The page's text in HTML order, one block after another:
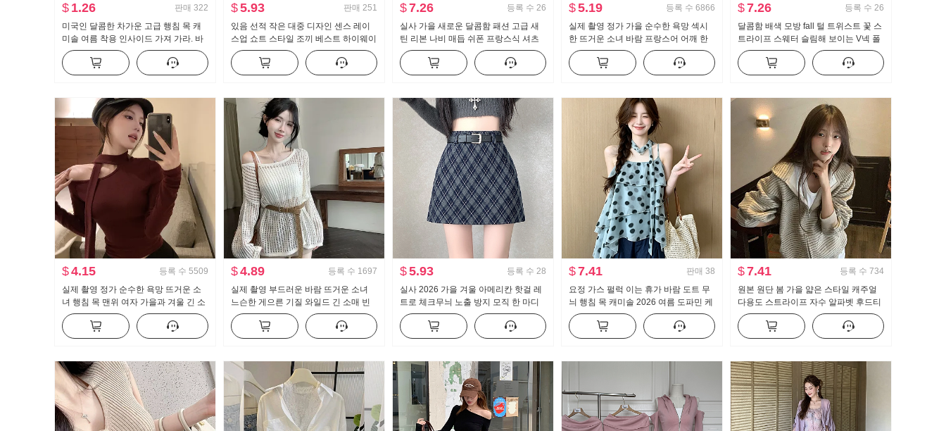
$ 1.26 판매 322
미국인 달콤한 차가운 고급 행침 목 캐
미솔 여름 착용 인사이드 가져 가라. 바
지를 입는 셔츠 뜨거운 소녀 뜨개질 튜
브 톱 맨위
$5.93 판매 251
있음 선적 작은 대중 디자인 센스 레이
스업 쇼트 스타일 조끼 베스트 하이웨이
스트 도루 센스 넓은 다리 캐주얼 바지
세트
$7.26 등록 수 26
실사 가을 새로운 달콤함 패션 고급 새
틴 리본 나비 매듭 쉬폰 프랑스식 셔츠
여성 셔츠
$5.19 등록 수 6866
실제 촬영 정가 가을 순수한 욕망 섹시
한 뜨거운 소녀 바람 프랑스어 어깨 한
개 긴 소매 티셔츠 여자 프릴 허리 맨위
$7.26 등록 수 26
달콤함 배색 모방 fall 털 트위스트 꽃 스
트라이프 스웨터 슬림해 보이는 V넥 폴
로 칼라 레이스 니트 오픈 가디건
$4.15 등록 수 5509
실제 촬영 정가 순수한 욕망 뜨거운 소
녀 행침 목 맨위 여자 가을과 겨울 긴 소
매 티셔츠 고급 센스 디스플레이 몸 인
사이드 가져 가라. 바지를 입는 셔츠
$4.89 등록 수 1697
실제 촬영 부드러운 바람 뜨거운 소녀
느슨한 게으른 기질 와일드 긴 소매 빈
뜨개질 블라우스 캐미솔
$5.93 등록 수 28
실사 2026 가을 겨울 아메리칸 핫걸 레
트로 체크무늬 노출 방지 모직 한 마디
반신 스커트 미니 스커트 벨트 포함
$7.41 판매 38
요정 가스 펄럭 이는 휴가 바람 도트 무
늬 행침 목 캐미솔 2026 여름 도파민 케
이크 퍼프 인형 셔츠 맨위
$7.41 등록 수 734
원본 원단 봄 가을 얇은 스타일 캐주얼
다용도 스트라이프 자수 알파벳 후드티
재킷